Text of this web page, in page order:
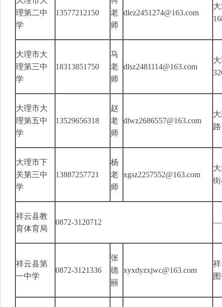
理第二中
学
13577212150
老
师
dlez2451274@163.com
大理市大
理第三中
学
18313851750
马
老
师
dlsz2481114@163.com
大理市大
理第五中
学
13529656318
赵
老
师
dlwz2686557@163.com
大理市下
关第三中
学
13887257721
杨
老
师
xgsz2257552@163.com
祥云县教
育体育局
0872-3120712
祥云县第
一中学
0872-3121336
张
德
丽
xyxdyzxjwc@163.com